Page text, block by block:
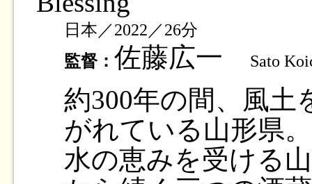
日本／2022／26分
監督： 佐藤広一 Sato
約300年の間、風土
がれている山形県
水の恵みを受ける